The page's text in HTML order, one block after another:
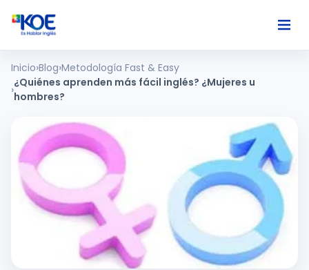
Ingles
Nosotros
Usuarios
Comunidad
Inicio Blog Metodología Fast & Easy
¿Quiénes aprenden más fácil inglés? ¿Mujeres u
hombres?